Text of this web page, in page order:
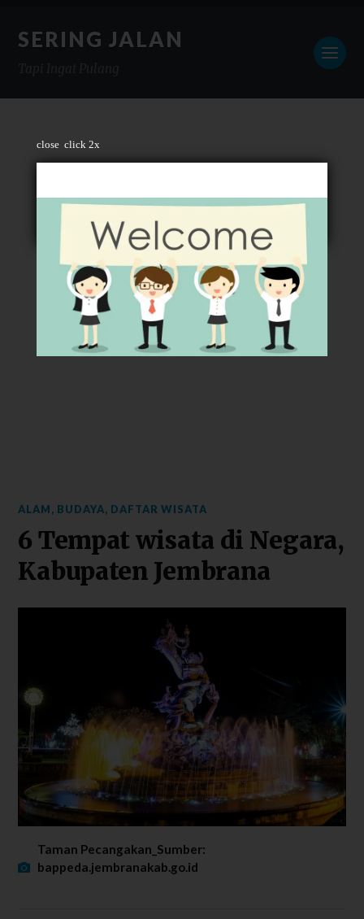
close click 2x
SERING JALAN
ALAM, BUDAYA, DAFTAR WISATA
6 Tempat wisata di Negara,
Kabupaten Jembrana
Taman Pecangakan_Sumber:
bappeda.jembranakab.go.id